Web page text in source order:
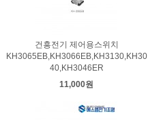
건흥전기 제어용스위치
KH3065EB,KH3066EB,KH3130,KH30
40,KH3046ER
11,000원